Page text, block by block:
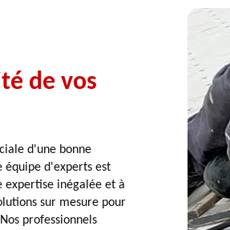
de vos
d'une bonne
équipe d'experts est
expertise inégalée et à
sur mesure pour
professionnels